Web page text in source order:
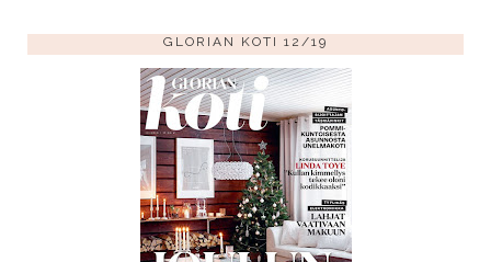
GLORIAN KOTI 12/19